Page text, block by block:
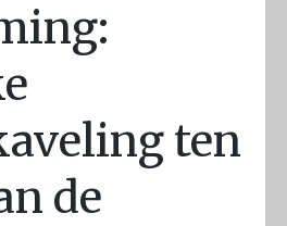
ten
de